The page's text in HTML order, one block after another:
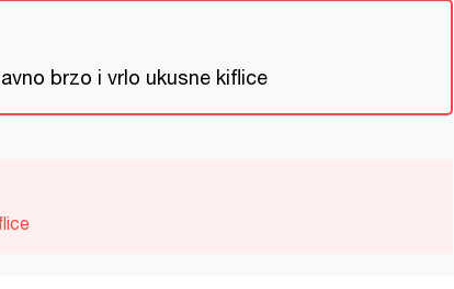
brzo i vrlo ukusne kiflice